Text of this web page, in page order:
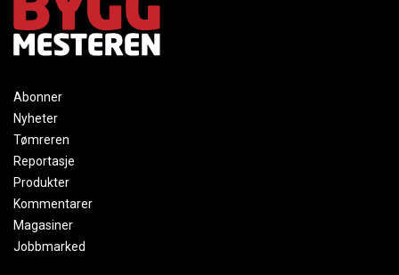
Abonner
Nyheter
Tømreren
Reportasje
Produkter
Kommentarer
Magasiner
Jobbmarked